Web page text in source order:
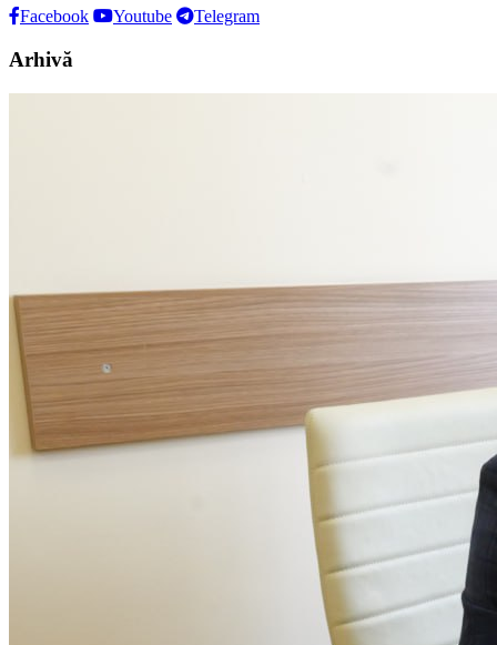
Facebook Youtube Telegram
Arhivă